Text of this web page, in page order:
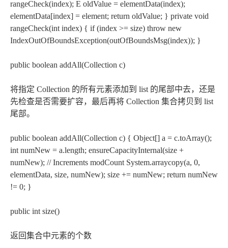
rangeCheck(index); E oldValue = elementData(index);
elementData[index] = element; return oldValue; } private void
rangeCheck(int index) { if (index >= size) throw new
IndexOutOfBoundsException(outOfBoundsMsg(index)); }
public boolean addAll(Collection c)
将指定 Collection 的所有元素添加到 list 的尾部中去，还是
先检查是否需要扩容，最后再将 Collection 集合拷贝到 list
尾部。
public boolean addAll(Collection c) { Object[] a = c.toArray();
int numNew = a.length; ensureCapacityInternal(size +
numNew); // Increments modCount System.arraycopy(a, 0,
elementData, size, numNew); size += numNew; return numNew
!= 0; }
public int size()
返回集合中元素的个数